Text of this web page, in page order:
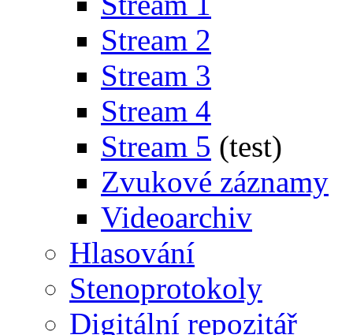
Stream 2
Stream 3
Stream 4
Stream 5 (test)
Zvukové záznamy
Videoarchiv
Hlasování
Stenoprotokoly
Digitální repozitář